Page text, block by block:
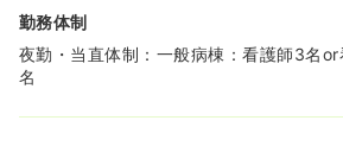
勤務体制
夜勤・当直体制：一般病棟：看護師3名or
名